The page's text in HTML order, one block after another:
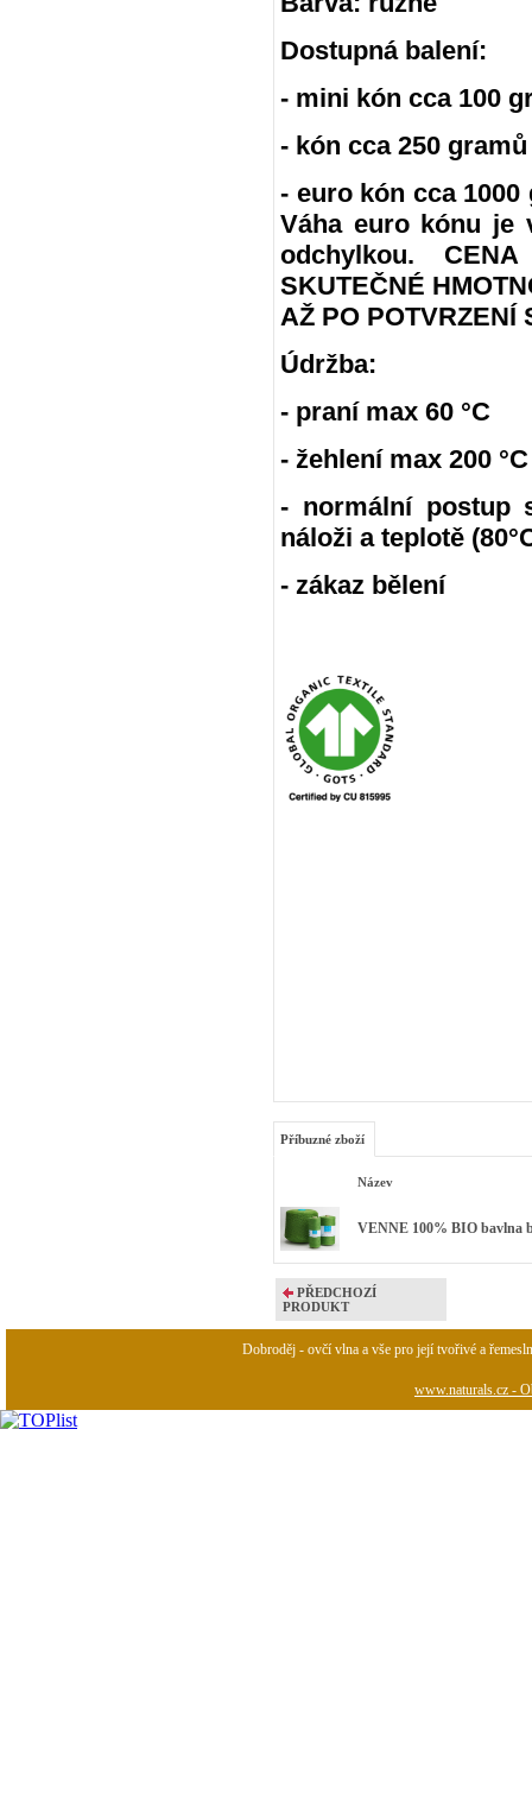
Dostupná balení:
- mini kón cca 100
- kón cca 250
- euro kón cca 1000
Váha euro kónu je
odchylkou.
SKUTEČNÉ
AŽ PO POTVRZENÍ
Údržba:
- praní max 60 °C
- žehlení max 200 °C
- normální postup
náloži a teplotě
- zákaz bělení
Příbuzné zboží
Název
VENNE 100% BIO bavlna
PŘEDCHOZÍ
PRODUKT
Dobroděj - ovčí vlna a vše pro její tvořivé a
www.naturals.cz -